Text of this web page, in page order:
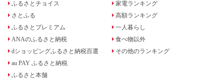
ふるさとチョイス
さとふる
ふるさとプレミアム
ANAのふるさと納税
dショッピングふるさと納税百選
au PAY ふるさと納税
ふるさと本舗
家電ランキング
高額ランキング
一人暮らし
食べ物以外
その他のランキング